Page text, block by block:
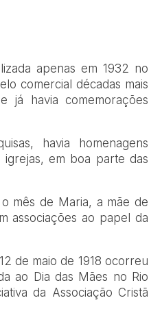
apenas em 1932 no
comercial décadas mais
já havia comemorações
havia homenagens
igrejas, em boa parte das
mês de Maria, a mãe de
associações ao papel da
de maio de 1918 ocorreu
ao Dia das Mães no Rio
da Associação Cristã